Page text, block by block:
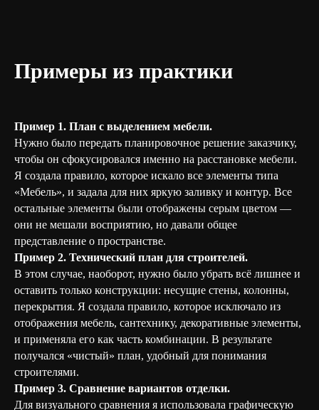
Примеры из практики
Пример 1. План с выделением мебели.
Нужно было передать планировочное решение заказчику,
чтобы он сфокусировался именно на расстановке мебели.
Я создала правило, которое искало все элементы типа
«Мебель», и задала для них яркую заливку и контур. Все
остальные элементы были отображены серым цветом —
они не мешали восприятию, но давали общее
представление о пространстве.
Пример 2. Технический план для строителей.
В этом случае, наоборот, нужно было убрать всё лишнее и
оставить только конструкции: несущие стены, колонны,
перекрытия. Я создала правило, которое исключало из
отображения мебель, сантехнику, декоративные элементы,
и применяла его как часть комбинации. В результате
получался «чистый» план, удобный для понимания
строителями.
Пример 3. Сравнение вариантов отделки.
Для визуального сравнения я использовала графическую